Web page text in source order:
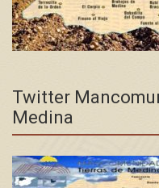
Twitter
Medina